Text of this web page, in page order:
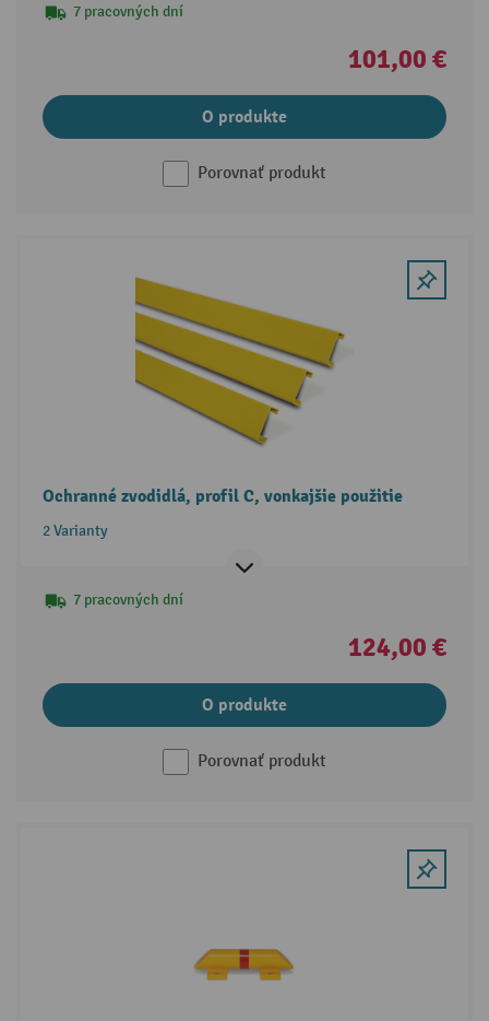
7 pracovných dní
101,00 €
O produkte
Porovnať produkt
Ochranné zvodidlá, profil C, vonkajšie použitie
2 Varianty
7 pracovných dní
124,00 €
O produkte
Porovnať produkt